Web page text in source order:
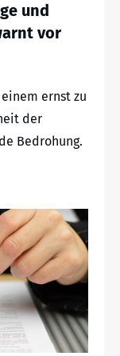
und
vor
ernst zu
der
Bedrohung.